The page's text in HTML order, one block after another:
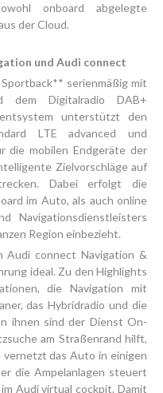
onboard abgelegte
der Cloud.
und Audi connect
serienmäßig mit
Digitalradio DAB+
unterstützt den
LTE advanced und
die mobilen Endgeräte der
Zielvorschläge auf
Dabei erfolgt die
im Auto, als auch online
Navigationsdienstleisters
Region einbezieht.
Audi connect Navigation &
ideal. Zu den Highlights
die Navigation mit
das Hybridradio und die
ihnen sind der Dienst On-
am Straßenrand hilft,
das Auto in einigen
die Ampelanlagen steuert
Audi virtual cockpit. Damit